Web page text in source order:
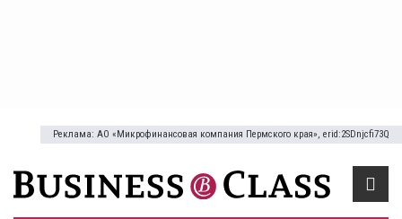
Реклама: АО «Микрофинансовая компания Пермского края», erid:2SDnjcfi73Q